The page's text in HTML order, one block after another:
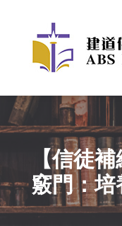
【信徒
竅門：